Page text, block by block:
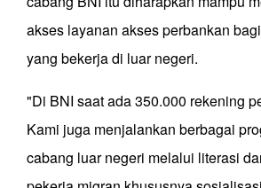
akses layanan akses perbankan
yang bekerja di luar negeri.
"Di BNI saat ada 350.000 rekening
Kami juga menjalankan berbagai
cabang luar negeri melalui literasi